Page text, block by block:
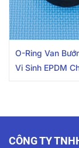
O-Ring Van
Vi Sinh EPDM
CÔNG TY